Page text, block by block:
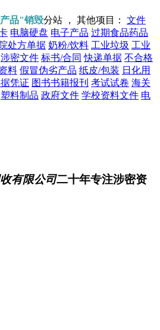
品"销毁分站 ， 其他项目： 文件
电脑硬盘 电子产品 过期食品药品
处方单据 奶粉/饮料 工业垃圾 工业
涉密文件 标书/合同 快递单据 不合格
料 假冒伪劣产品 纸皮/包装 日化用
凭证 图书书籍报刊 考试试卷 海关
塑料制品 政府文件 学校资料文件 电
有限公司二十年专注涉密资